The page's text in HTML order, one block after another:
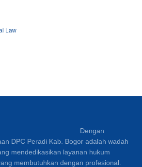
Law
Dengan
DPC Peradi Kab. Bogor adalah wadah
mendedikasikan layanan hukum
membutuhkan dengan profesional.